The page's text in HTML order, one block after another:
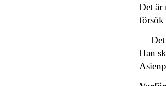
Det är
försök
— Det
Han